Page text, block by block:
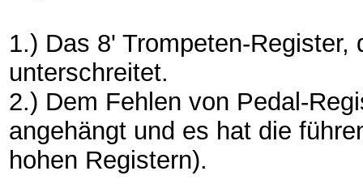
1.) Das 8' Trompeten-
unterschreitet.
2.) Dem Fehlen von Pedal-
angehängt und es hat die
hohen Registern).